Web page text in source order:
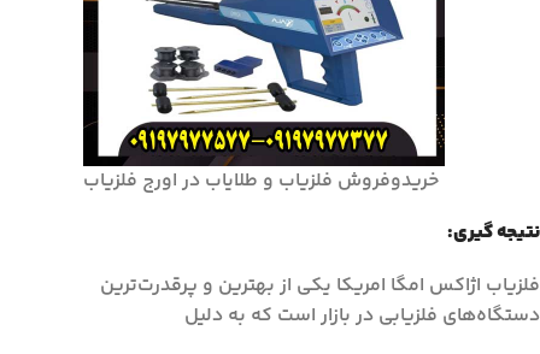
خریدوفروش فلزیاب و طلایاب در اورج فلزیاب
نتیجه گیری:
فلزیاب اژاکس امگا امریکا یکی از بهترین و پرقدرت‌ترین
دستگاه‌های فلزیابی در بازار است که به دلیل